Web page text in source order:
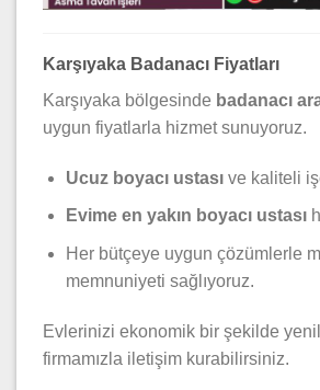
Karşıyaka Badanacı Fiyatları
Karşıyaka bölgesinde badanacı
uygun fiyatlarla hizmet sunuyoruz.
Ucuz boyacı ustasıve kaliteli
Evime en yakın boyacı ustası
Her bütçeye uygun çözümlerle
memnuniyeti sağlıyoruz.
Evlerinizi ekonomik bir şekilde
firmamızla iletişim kurabilirsiniz.